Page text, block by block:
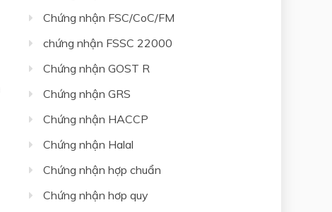
Chứng nhận FSC/CoC/FM
chứng nhận FSSC 22000
Chứng nhận GOST R
Chứng nhận GRS
Chứng nhận HACCP
Chứng nhận Halal
Chứng nhận hợp chuẩn
Chứng nhận hơp quy